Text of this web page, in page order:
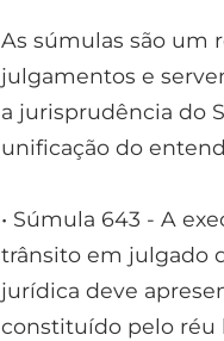
As súmulas são um
julgamentos e
a jurisprudência do
unificação do
• Súmula 643 - A
trânsito em julgado
jurídica deve
constituído pelo réu